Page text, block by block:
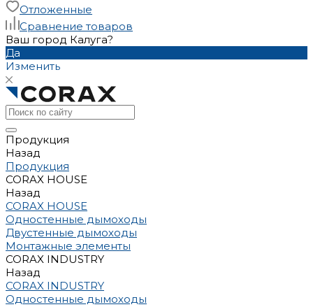
Отложенные
Сравнение товаров
Ваш город Калуга?
Да
Изменить
Продукция
Назад
Продукция
CORAX HOUSE
Назад
CORAX HOUSE
Одностенные дымоходы
Двустенные дымоходы
Монтажные элементы
CORAX INDUSTRY
Назад
CORAX INDUSTRY
Одностенные дымоходы